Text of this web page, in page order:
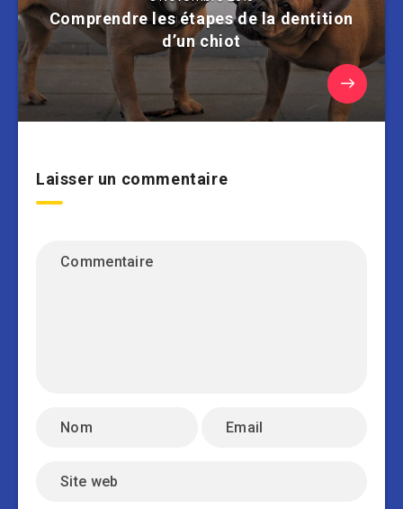
Comprendre les étapes de la dentition
d’un chiot
Laisser un commentaire